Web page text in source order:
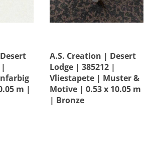
|
m |
A.S. Creation | Desert
Lodge | 385212 |
Vliestapete | Muster &
Motive | 0.53 x 10.05 m
| Bronze